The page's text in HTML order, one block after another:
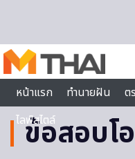
หน้าแรก
ทำนายฝัน ต
ไลฟ์สไตล์
ข้อสอบโ